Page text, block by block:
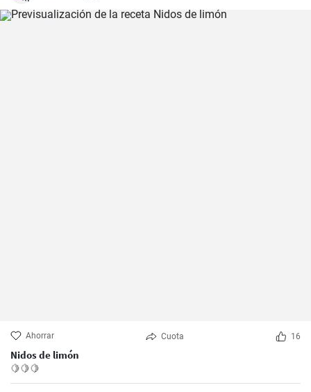
Ahorrar Cuota 16
Nidos de limón
🍋🍋🍋